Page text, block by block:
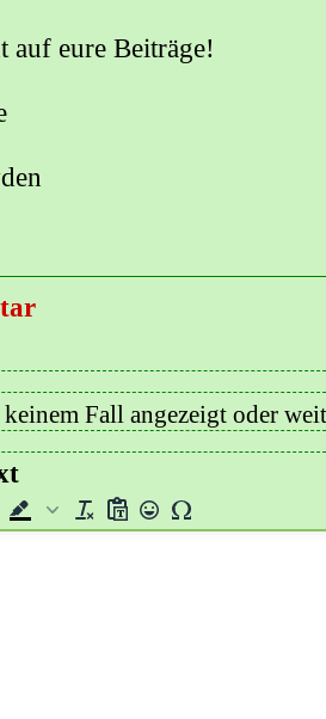
auf eure Beiträge!
Fall angezeigt oder